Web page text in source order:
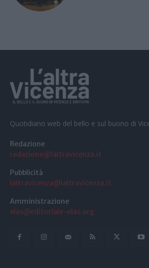
Quotidiano web del bello e sul buono di
Redazione
redazione@laltravicenza.it
Pubblicità
laltravicenza@laltravicenza.it
Amministrazione
elas@editoriale-elas.org